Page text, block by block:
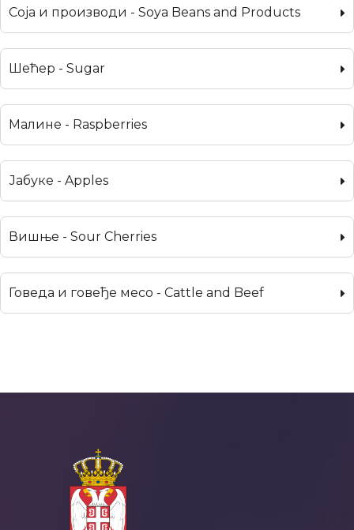
Соја и производи - Soya Beans and Products
Шећер - Sugar
Малине - Raspberries
Јабуке - Apples
Вишње - Sour Cherries
Говеда и говеђе месо - Cattle and Beef